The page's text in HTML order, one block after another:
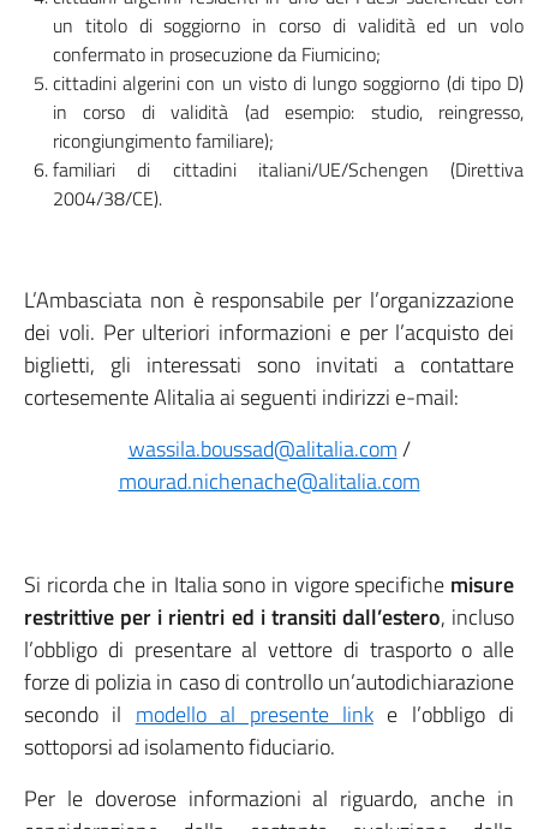
un titolo di soggiorno in corso di validità ed un volo
confermato in prosecuzione da Fiumicino;
cittadini algerini con un visto di lungo soggiorno (di tipo D)
in corso di validità (ad esempio: studio, reingresso,
ricongiungimento familiare);
familiari di cittadini italiani/UE/Schengen (Direttiva
2004/38/CE).
L’Ambasciata non è responsabile per l’organizzazione
dei voli. Per ulteriori informazioni e per l’acquisto dei
biglietti, gli interessati sono invitati a contattare
cortesemente Alitalia ai seguenti indirizzi e-mail:
wassila.boussad@alitalia.com/
mourad.nichenache@alitalia.com
Si ricorda che in Italia sono in vigore specifiche misure
restrittive per i rientri ed i transiti dall’estero, incluso
l’obbligo di presentare al vettore di trasporto o alle
forze di polizia in caso di controllo un’autodichiarazione
secondo il modello al presente linke l’obbligo di
sottoporsi ad isolamento fiduciario.
Per le doverose informazioni al riguardo, anche in